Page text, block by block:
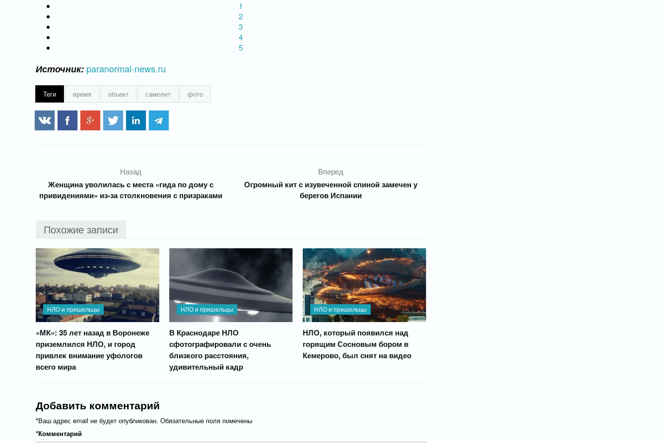
1
2
3
4
5
Источник: paranormal-news.ru
Теги время объект самолет фото
Назад
Женщина уволилась с места «гида по дому с
привидениями» из-за столкновения с призраками
Вперед
Огромный кит с изувеченной спиной замечен у
берегов Испании
Похожие записи
НЛО и пришельцы
«МК»: 35 лет назад в Воронеже
приземлился НЛО, и город
привлек внимание уфологов
всего мира
НЛО и пришельцы
В Краснодаре НЛО
сфотографировали с очень
близкого расстояния,
удивительный кадр
НЛО и пришельцы
НЛО, который появился над
горящим Сосновым бором в
Кемерово, был снят на видео
Добавить комментарий
Ваш адрес email не будет опубликован. Обязательные поля помечены
*
Комментарий
*